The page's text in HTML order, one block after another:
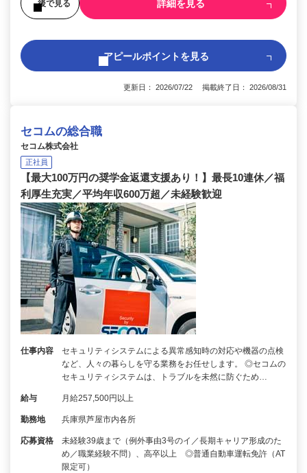
後で見る 詳細を見る
アピールポイントを見る
更新日： 2026/07/22 掲載終了日： 2026/08/31
セコムの総合職
セコム株式会社
正社員
【最大100万円の奨学金返還支援あり！】最長10連休／福
利厚生充実／平均年収600万超／未経験歓迎
仕事内容
セキュリティシステムによる異常感知時の対応や機器の点検
など、人々の暮らしを守る業務をお任せします。 ◎セコムの
セキュリティシステムは、トラブルを未然に防ぐため…
給与 月給257,500円以上
勤務地 兵庫県芦屋市内各所
応募資格
未経験39歳まで（例外事由3号のイ／長期キャリア形成のた
め／職業経験不問）、高卒以上 ◎普通自動車運転免許（AT
限定可）